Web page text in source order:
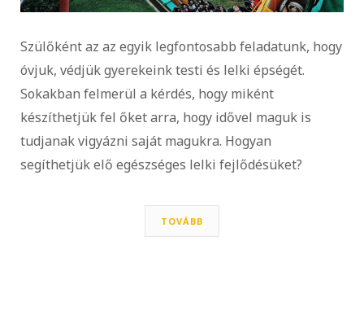
Szülőként az az egyik legfontosabb feladatunk, hogy
óvjuk, védjük gyerekeink testi és lelki épségét.
Sokakban felmerül a kérdés, hogy miként
készíthetjük fel őket arra, hogy idővel maguk is
tudjanak vigyázni saját magukra. Hogyan
segíthetjük elő egészséges lelki fejlődésüket?
TOVÁBB